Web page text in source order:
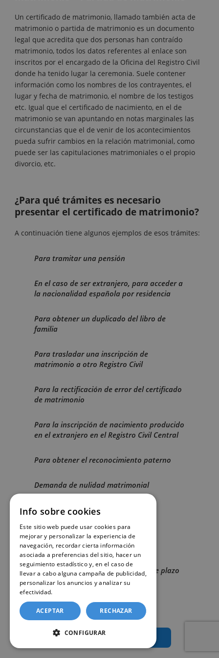
Un certificado de matrimonio, llamado también acta de
matrimonio o partida de matrimonio es un documento
legal que acredita que dos personas han contraído
matrimonio, todos los datos referentes al enlace son
inscritos por el encargado de la Oficina del Registro Civil
donde ha tenido lugar la ceremonia. Suele contener
información como los nombres de los contrayentes, el
lugar y fecha de matrimonio, el nombre de los testigos
etc. Igual que el certificado de nacimiento, en el de
matrimonio se van apuntando en notas marginales las
circunstancias que el de venir de los acontecimientos
pueda sufrir cambios en la relación matrimonial, como
puede ser las capitulaciones matrimoniales o el propio
divorcio, etc.
¿Para qué trámites es necesario
presentar el certificado de matrimonio?
A continuación tiene algunos ejemplos de esos trámites:
Para tramitar una pensión
En el caso de ser extranjero, para acceder a
la nacionalidad española por residencia
Para obtener un duplicado del libro de
familia
Para trasladar una inscripción de
matrimonio a otro Registro Civil
Para la rectificación de error del certificado
de matrimonio
Para la inscripción de nacimiento producido
en el extranjero en el Registro Civil Central
Para obtener el reconocimiento paterno
Demanda de nulidad matrimonial
Para un nuevo matrimonio
Matrimonio civil para divorciados o
matrimonios anulados
Inscripciones de nacimiento fuera de plazo
(certificado de matrimonio de los
progenitores)
Solicitar certificado de matrimonio
Info sobre cookies
Este sitio web puede usar cookies para
mejorar y personalizar la experiencia de
navegación, recordar cierta información
asociada a preferencias del sitio, hacer un
seguimiento estadístico y, en el caso de
llevar a cabo alguna campaña de publicidad,
personalizar los anuncios y analizar su
efectividad.
ACEPTAR RECHAZAR
CONFIGURAR